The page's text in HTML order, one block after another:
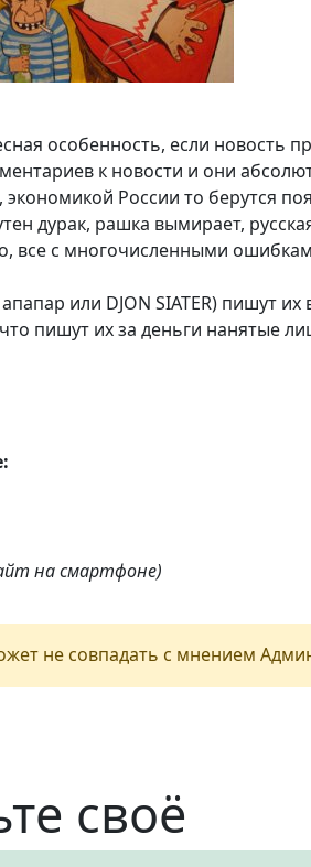
особенность, если новость
к новости и они
России то берутся
дурак, рашка вымирает,
все с многочисленными
или DJON SIATER) пишут их
пишут их за деньги нанятые
на смартфоне)
не совпадать с мнением
своё